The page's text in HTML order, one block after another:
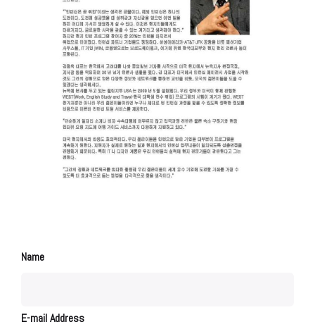
Name
E-mail Address